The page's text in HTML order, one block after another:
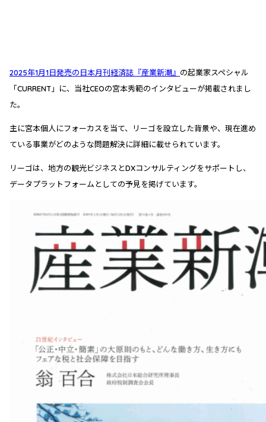
2025年1月1日発売の日本月刊経済誌『産業新潮』 の起業家スペシャル
「CURRENT」に、当社CEOの宮本秀範のインタビューが掲載されまし
た。
主に宮本個人にフォーカスを当て、リーゴを設立した背景や、現在進め
ている事業がどのような問題解決に詳細に載せられています。
リーゴは、地方の観光ビジネスとDXコンサルティングをサポートし、
データプラットフォームとしての予見を掲げています。